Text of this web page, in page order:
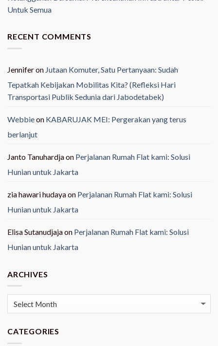
Untuk Semua
RECENT COMMENTS
Jenniferon Jutaan Komuter, Satu Pertanyaan: Sudah
Tepatkah Kebijakan Mobilitas Kita? (Refleksi Hari
Transportasi Publik Sedunia dari Jabodetabek)
Webbieon KABARUJAK MEI: Pergerakan yang terus
berlanjut
Janto Tanuhardjaon Perjalanan Rumah Flat kami: Solusi
Hunian untuk Jakarta
zia hawari hudayaon Perjalanan Rumah Flat kami: Solusi
Hunian untuk Jakarta
Elisa Sutanudjajaon Perjalanan Rumah Flat kami: Solusi
Hunian untuk Jakarta
ARCHIVES
Archives
CATEGORIES